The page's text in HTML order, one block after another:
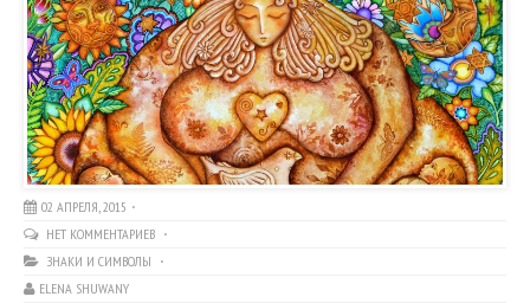
02 АПРЕЛЯ, 2015
НЕТ КОММЕНТАРИЕВ
ЗНАКИ И СИМВОЛЫ
ELENA SHUWANY